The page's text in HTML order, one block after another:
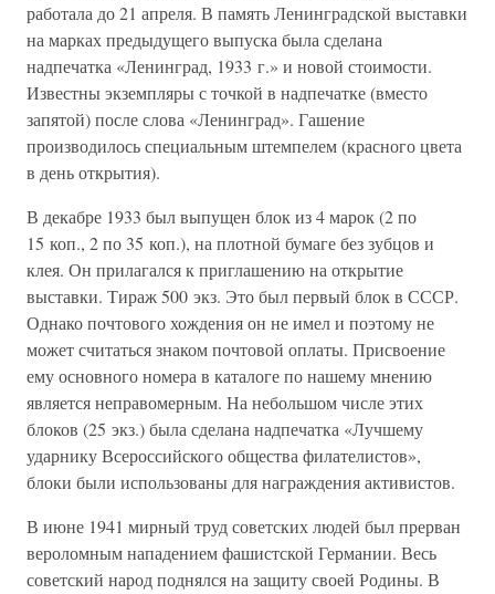
работала до 21 апреля. В память Ленинградской выставки
на марках предыдущего выпуска была сделана
надпечатка «Ленинград, 1933 г.» и новой стоимости.
Известны экземпляры с точкой в надпечатке (вместо
запятой) после слова «Ленинград». Гашение
производилось специальным штемпелем (красного цвета
в день открытия).
В декабре 1933 был выпущен блок из 4 марок (2 по
15 коп., 2 по 35 коп.), на плотной бумаге без зубцов и
клея. Он прилагался к приглашению на открытие
выставки. Тираж 500 экз. Это был первый блок в СССР.
Однако почтового хождения он не имел и поэтому не
может считаться знаком почтовой оплаты. Присвоение
ему основного номера в каталоге по нашему мнению
является неправомерным. На небольшом числе этих
блоков (25 экз.) была сделана надпечатка «Лучшему
ударнику Всероссийского общества филателистов»,
блоки были использованы для награждения активистов.
В июне 1941 мирный труд советских людей был прерван
вероломным нападением фашистской Германии. Весь
советский народ поднялся на защиту своей Родины. В